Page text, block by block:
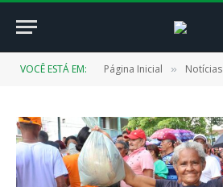
VOCÊ ESTÁ EM: Página Inicial » Notícias